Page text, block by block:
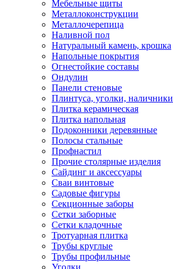
Мебельные щиты
Металлоконструкции
Металлочерепица
Наливной пол
Натуральный камень, крошка
Напольные покрытия
Огнестойкие составы
Ондулин
Панели стеновые
Плинтуса, уголки, наличники
Плитка керамическая
Плитка напольная
Подоконники деревянные
Полосы стальные
Профнастил
Прочие столярные изделия
Сайдинг и аксессуары
Сваи винтовые
Садовые фигуры
Секционные заборы
Сетки заборные
Сетки кладочные
Тротуарная плитка
Трубы круглые
Трубы профильные
Уголки